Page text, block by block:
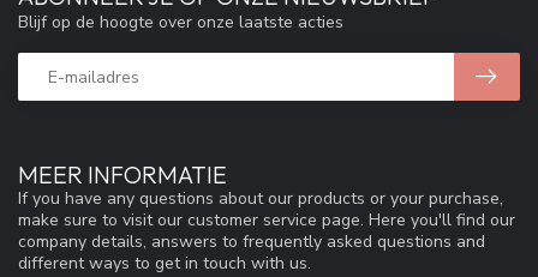
MEER INFORMATIE
If you have any questions about our products or your purchase,
make sure to visit our customer service page. Here you'll find our
company details, answers to frequently asked questions and
different ways to get in touch with us.
Blijf op de hoogte over onze laatste acties